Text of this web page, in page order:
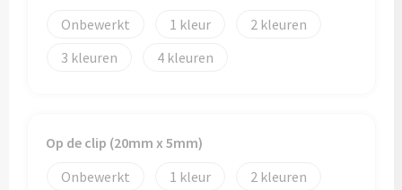
Onbewerkt
1
2
3
4
Op de clip (20mm x 5mm)
Onbewerkt
1
2